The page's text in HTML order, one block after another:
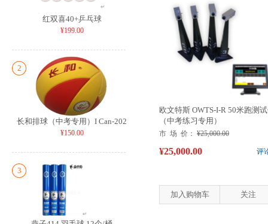
红双喜40+乒乓球
¥199.00
2
长和排球（中考专用）I Can-202
¥150.00
3
欧文特斯 OWTS-I-R 50米跑测
（中考练习专用）
市 场 价： ¥25,000.00
评
¥25,000.00
加入购物车 关注